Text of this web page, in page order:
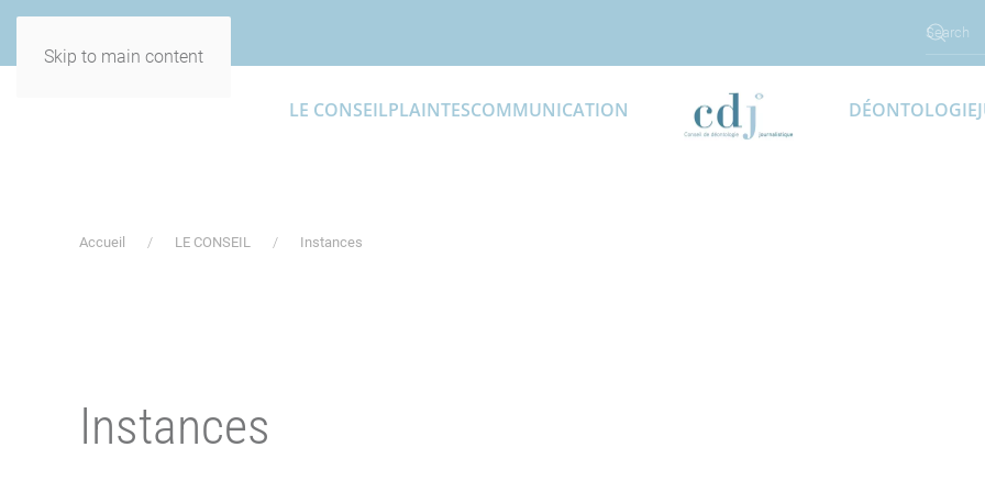
Skip to main content
LE CONSEILPLAINTESCOMMUNICATION DÉONTOLOGIE
Accueil LE CONSEIL Instances
Instances